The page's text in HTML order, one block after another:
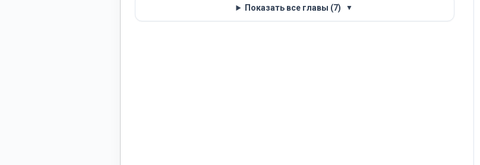
Показать все главы (7) ▼